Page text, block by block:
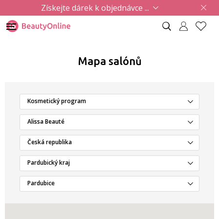
Získejte dárek k objednávce ...
Mapa salónů
Kosmetický program
Alissa Beauté
Česká republika
Pardubický kraj
Pardubice